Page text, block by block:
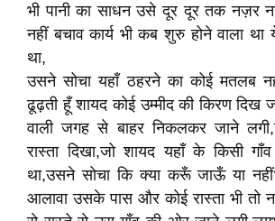
भी पानी का साधन उसे दूर दूर तक नज़र
नहीं बचाव कार्य भी कब शुरु होने वाला था
था,
उसने सोचा यहाँ ठहरने का कोई मतलब
ढूढ़ती हूँ शायद कोई उम्मीद की किरण दिख
वाली जगह से बाहर निकलकर जाने
रास्ता दिखा,जो शायद यहाँ के किसी
था,उसने सोचा कि क्या करूँ जाऊँ या
आलावा उसके पास और कोई रास्ता भी तो